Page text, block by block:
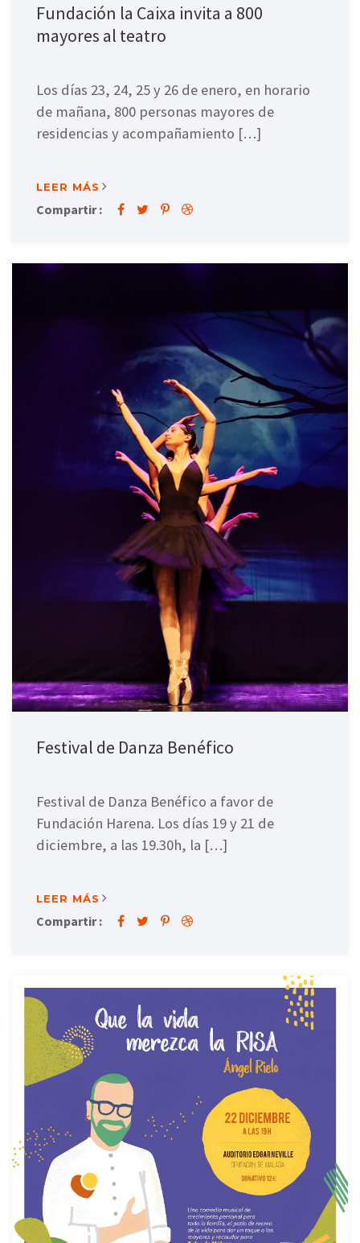
Fundación la Caixa invita a 800
mayores al teatro
Los días 23, 24, 25 y 26 de enero, en horario
de mañana, 800 personas mayores de
residencias y acompañamiento […]
LEER MÁS
Compartir :
Festival de Danza Benéfico
Festival de Danza Benéfico a favor de
Fundación Harena. Los días 19 y 21 de
diciembre, a las 19.30h, la […]
LEER MÁS
Compartir :